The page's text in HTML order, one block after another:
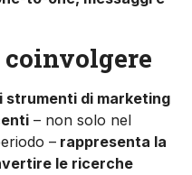
coinvolgere
strumenti di marketing
– non solo nel
– rappresenta la
le ricerche